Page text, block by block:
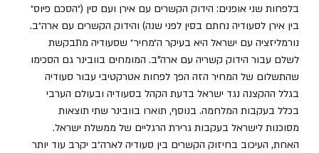
בלפחות שני אופנים: הידוק הקשרים עם אירן ועם סין (״הסכם פיוס״
בין אירן לסעודיה נחתם בסין לפני שנה) והידוק הקשרים עם ארה״ב.
נורמליזציה עם ישראל היא בעיקר ה״מחיר״ שסעודיה מתבקשת
לשלם עבור הידוק קשריה עם ארה"ב. המומחים בוובינר גם הסכימו
שהתשלום של המחיר הזה הפך לפחות אטרקטיבי עבור סעודיה
בגלל ההקצנה נגד ישראל בדעת הקהל בסעודיה ובעולם הערבי
בכלל בעקבות המלחמה. בנוסף, תוארו בוובינר שתי תוצאות
מסוכנות לישראל בעקבות גרירת הרגליים של ממשלת ישראל.
האחת, העיכוב בחיזוק הקשרים בין סעודיה לארה״ב יקרב עוד יותר